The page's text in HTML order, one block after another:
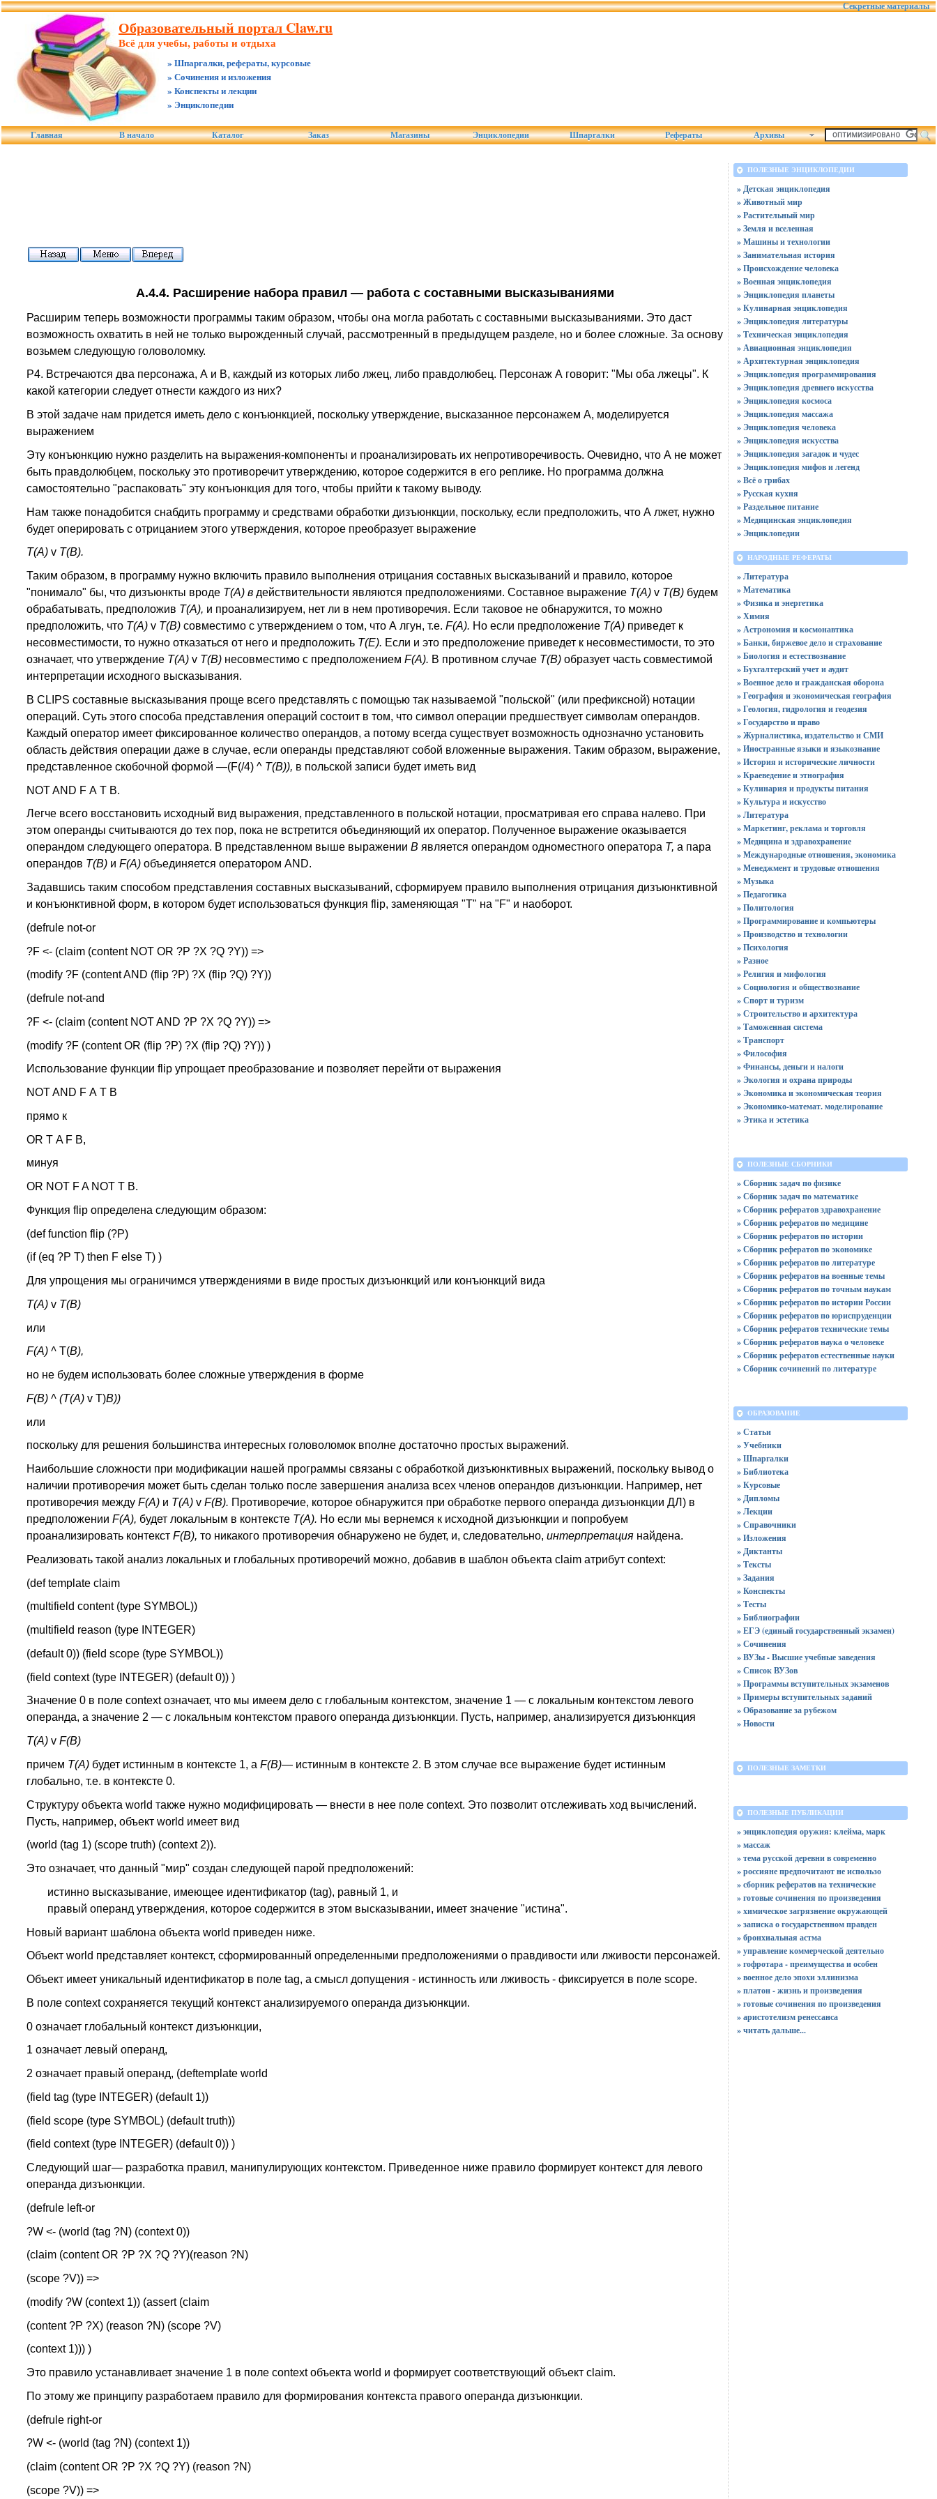
Секретные материалы
Образовательный портал Claw.ru
Всё для учебы, работы и отдыха
» Шпаргалки, рефераты, курсовые
» Сочинения и изложения
» Конспекты и лекции
» Энциклопедии
Главная В начало Каталог Заказ Магазины Энциклопедии Шпаргалки Рефераты Архивы
А.4.4. Расширение набора правил — работа с составными высказываниями
Расширим теперь возможности программы таким образом, чтобы она могла работать с составными высказываниями. Это даст
возможность охватить в ней не только вырожденный случай, рассмотренный в предыдущем разделе, но и более сложные. За основу
возьмем следующую головоломку.
Р4. Встречаются два персонажа, А и В, каждый из которых либо лжец, либо правдолюбец. Персонаж А говорит: "Мы оба лжецы". К
какой категории следует отнести каждого из них?
В этой задаче нам придется иметь дело с конъюнкцией, поскольку утверждение, высказанное персонажем А, моделируется
выражением
Эту конъюнкцию нужно разделить на выражения-компоненты и проанализировать их непротиворечивость. Очевидно, что А не может
быть правдолюбцем, поскольку это противоречит утверждению, которое содержится в его реплике. Но программа должна
самостоятельно "распаковать" эту конъюнкция для того, чтобы прийти к такому выводу.
Нам также понадобится снабдить программу и средствами обработки дизъюнкции, поскольку, если предположить, что А лжет, нужно
будет оперировать с отрицанием этого утверждения, которое преобразует выражение
Т(А) v Т(B).
Таким образом, в программу нужно включить правило выполнения отрицания составных высказываний и правило, которое
"понимало" бы, что дизъюнкты вроде Т(А) в действительности являются предположениями. Составное выражение Т(А) v T(B) будем
обрабатывать, предположив Т(А), и проанализируем, нет ли в нем противоречия. Если таковое не обнаружится, то можно
предположить, что Т(А) v Т(B) совместимо с утверждением о том, что А лгун, т.е. F(A). Но если предположение Т(А) приведет к
несовместимости, то нужно отказаться от него и предположить Т(Е). Если и это предположение приведет к несовместимости, то это
означает, что утверждение Т(А) v T(B) несовместимо с предположением F(A). В противном случае Т(В) образует часть совместимой
интерпретации исходного высказывания.
В CLIPS составные высказывания проще всего представлять с помощью так называемой "польской" (или префиксной) нотации
операций. Суть этого способа представления операций состоит в том, что символ операции предшествует символам операндов.
Каждый оператор имеет фиксированное количество операндов, а потому всегда существует возможность однозначно установить
область действия операции даже в случае, если операнды представляют собой вложенные выражения. Таким образом, выражение,
представленное скобочной формой —(F(/4) ^ Т(В)), в польской записи будет иметь вид
NOT AND F А Т В.
Легче всего восстановить исходный вид выражения, представленного в польской нотации, просматривая его справа налево. При
этом операнды считываются до тех пор, пока не встретится объединяющий их оператор. Полученное выражение оказывается
операндом следующего оператора. В представленном выше выражении В является операндом одноместного оператора Т, а пара
операндов Т(В) и F(A) объединяется оператором AND.
Задавшись таким способом представления составных высказываний, сформируем правило выполнения отрицания дизъюнктивной
и конъюнктивной форм, в котором будет использоваться функция flip, заменяющая "Т" на "F" и наоборот.
(defrule not-or
?F <- (claim (content NOT OR ?P ?X ?Q ?Y)) =>
(modify ?F (content AND (flip ?P) ?X (flip ?Q) ?Y))
(defrule not-and
?F <- (claim (content NOT AND ?P ?X ?Q ?Y)) =>
(modify ?F (content OR (flip ?P) ?X (flip ?Q) ?Y)) )
Использование функции flip упрощает преобразование и позволяет перейти от выражения
NOT AND F А Т В
прямо к
OR Т A F В,
минуя
OR NOT F A NOT Т В.
Функция flip определена следующим образом:
(def function flip (?P)
(if (eq ?P Т) then F else T) )
Для упрощения мы ограничимся утверждениями в виде простых дизъюнкций или конъюнкций вида
Т(А) v Т(В)
или
F(A) ^T(B),
но не будем использовать более сложные утверждения в форме
F(B) ^ (T(А) v T)B))
или
поскольку для решения большинства интересных головоломок вполне достаточно простых выражений.
Наибольшие сложности при модификации нашей программы связаны с обработкой дизъюнктивных выражений, поскольку вывод о
наличии противоречия может быть сделан только после завершения анализа всех членов операндов дизъюнкции. Например, нет
противоречия между F(A) и Т(А) v F(B). Противоречие, которое обнаружится при обработке первого операнда дизъюнкции ДЛ) в
предположении F(A), будет локальным в контексте Т(А). Но если мы вернемся к исходной дизъюнкции и попробуем
проанализировать контекст F(B), то никакого противоречия обнаружено не будет, и, следовательно, интерпретация найдена.
Реализовать такой анализ локальных и глобальных противоречий можно, добавив в шаблон объекта claim атрибут context:
(def template claim
(multifield content (type SYMBOL))
(multifield reason (type INTEGER)
(default 0)) (field scope (type SYMBOL))
(field context (type INTEGER) (default 0)) )
Значение 0 в поле context означает, что мы имеем дело с глобальным контекстом, значение 1 — с локальным контекстом левого
операнда, а значение 2 — с локальным контекстом правого операнда дизъюнкции. Пусть, например, анализируется дизъюнкция
T(A) vF(B)
причем Т(А) будет истинным в контексте 1, a F(B)— истинным в контексте 2. В этом случае все выражение будет истинным
глобально, т.е. в контексте 0.
Структуру объекта world также нужно модифицировать — внести в нее поле context. Это позволит отслеживать ход вычислений.
Пусть, например, объект world имеет вид
(world (tag 1) (scope truth) (context 2)).
Это означает, что данный "мир" создан следующей парой предположений:
истинно высказывание, имеющее идентификатор (tag), равный 1, и
правый операнд утверждения, которое содержится в этом высказывании, имеет значение "истина".
Новый вариант шаблона объекта world приведен ниже.
Объект world представляет контекст, сформированный определенными предположениями о правдивости или лживости персонажей.
Объект имеет уникальный идентификатор в поле tag, а смысл допущения - истинность или лживость - фиксируется в поле scope.
В поле context сохраняется текущий контекст анализируемого операнда дизъюнкции.
0 означает глобальный контекст дизъюнкции,
1 означает левый операнд,
2 означает правый операнд, (deftemplate world
(field tag (type INTEGER) (default 1))
(field scope (type SYMBOL) (default truth))
(field context (type INTEGER) (default 0)) )
Следующий шаг— разработка правил, манипулирующих контекстом. Приведенное ниже правило формирует контекст для левого
операнда дизъюнкции.
(defrule left-or
?W <- (world (tag ?N) (context 0))
(claim (content OR ?P ?X ?Q ?Y)(reason ?N)
(scope ?V)) =>
(modify ?W (context 1)) (assert (claim
(content ?P ?X) (reason ?N) (scope ?V)
(context 1))) )
Это правило устанавливает значение 1 в поле context объекта world и формирует соответствующий объект claim.
По этому же принципу разработаем правило для формирования контекста правого операнда дизъюнкции.
(defrule right-or
?W <- (world (tag ?N) (context 1))
(claim (content OR ?P ?X ?Q ?Y) (reason ?N)
(scope ?V)) =>
ПОЛЕЗНЫЕ ЭНЦИКЛОПЕДИИ
» Детская энциклопедия
» Животный мир
» Растительный мир
» Земля и вселенная
» Машины и технологии
» Занимательная история
» Происхождение человека
» Военная энциклопедия
» Энциклопедия планеты
» Кулинарная энциклопедия
» Энциклопедия литературы
» Техническая энциклопедия
» Авиационная энциклопедия
» Архитектурная энциклопедия
» Энциклопедия программирования
» Энциклопедия древнего искусства
» Энциклопедия космоса
» Энциклопедия массажа
» Энциклопедия человека
» Энциклопедия искусства
» Энциклопедия загадок и чудес
» Энциклопедия мифов и легенд
» Всё о грибах
» Русская кухня
» Раздельное питание
» Медицинская энциклопедия
» Энциклопедии
НАРОДНЫЕ РЕФЕРАТЫ
» Литература
» Математика
» Физика и энергетика
» Химия
» Астрономия и космонавтика
» Банки, биржевое дело и страхование
» Биология и естествознание
» Бухгалтерский учет и аудит
» Военное дело и гражданская оборона
» География и экономическая география
» Геология, гидрология и геодезия
» Государство и право
» Журналистика, издательство и СМИ
» Иностранные языки и языкознание
» История и исторические личности
» Краеведение и этнография
» Кулинария и продукты питания
» Культура и искусство
» Литература
» Маркетинг, реклама и торговля
» Медицина и здравохранение
» Международные отношения, экономика
» Менеджмент и трудовые отношения
» Музыка
» Педагогика
» Политология
» Программирование и компьютеры
» Производство и технологии
» Психология
» Разное
» Религия и мифология
» Социология и обществознание
» Спорт и туризм
» Строительство и архитектура
» Таможенная система
» Транспорт
» Философия
» Финансы, деньги и налоги
» Экология и охрана природы
» Экономика и экономическая теория
» Экономико-математ. моделирование
» Этика и эстетика
ПОЛЕЗНЫЕ СБОРНИКИ
» Сборник задач по физике
» Сборник задач по математике
» Сборник рефератов здравохранение
» Сборник рефератов по медицине
» Сборник рефератов по истории
» Сборник рефератов по экономике
» Сборник рефератов по литературе
» Сборник рефератов на военные темы
» Сборник рефератов по точным наукам
» Сборник рефератов по истории России
» Сборник рефератов по юриспруденции
» Сборник рефератов технические темы
» Сборник рефератов наука о человеке
» Сборник рефератов естественные науки
» Сборник сочинений по литературе
ОБРАЗОВАНИЕ
» Статьи
» Учебники
» Шпаргалки
» Библиотека
» Курсовые
» Дипломы
» Лекции
» Справочники
» Изложения
» Диктанты
» Тексты
» Задания
» Конспекты
» Тесты
» Библиографии
» ЕГЭ (единый государственный экзамен)
» Сочинения
» ВУЗы - Высшие учебные заведения
» Список ВУЗов
» Программы вступительных экзаменов
» Примеры вступительных заданий
» Образование за рубежом
» Новости
ПОЛЕЗНЫЕ ЗАМЕТКИ
ПОЛЕЗНЫЕ ПУБЛИКАЦИИ
» энциклопедия оружия: клейма, марк
» массаж
» тема русской деревни в современно
» россияне предпочитают не использо
» сборник рефератов на технические
» готовые сочинения по произведения
» химическое загрязнение окружающей
» записка о государственном правден
» бронхиальная астма
» управление коммерческой деятельно
» гофротара - преимущества и особен
» военное дело эпохи эллинизма
» платон - жизнь и произведения
» готовые сочинения по произведения
» аристотелизм ренессанса
»читать дальше...